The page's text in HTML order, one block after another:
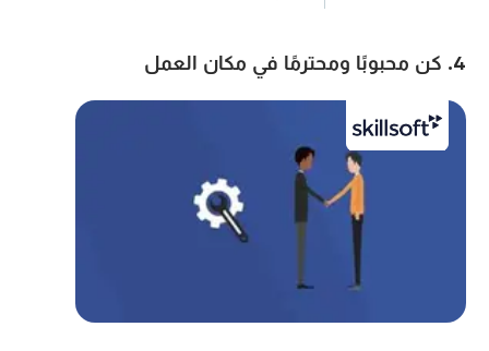
4. كن محبوبًا ومحترمًا في مكان العمل